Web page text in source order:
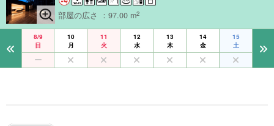
部屋の広さ ：97.00 m2
8/9
日
10
月
11
火
12
水
13
木
14
金
15
土